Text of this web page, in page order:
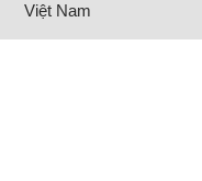
Việt Nam